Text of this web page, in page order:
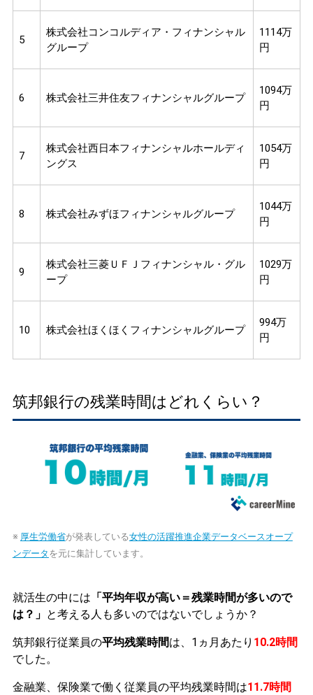
5
株式会社コンコルディア・フィナンシャル
グループ
1114万
円
6 株式会社三井住友フィナンシャルグループ
1094万
円
7
株式会社西日本フィナンシャルホールディ
ングス
1054万
円
8 株式会社みずほフィナンシャルグループ
1044万
円
9
株式会社三菱ＵＦＪフィナンシャル・グル
ープ
1029万
円
10 株式会社ほくほくフィナンシャルグループ
994万
円
筑邦銀行の残業時間はどれくらい？
※ 厚生労働省が発表している女性の活躍推進企業データベースオープ
ンデータ を元に集計しています。
就活生の中には 「平均年収が高い＝残業時間が多いので
は？」 と考える人も多いのではないでしょうか？
筑邦銀行従業員の平均残業時間は、1ヵ月あたり 10.2時間
でした。
金融業、保険業で働く従業員の平均残業時間は11.7時間